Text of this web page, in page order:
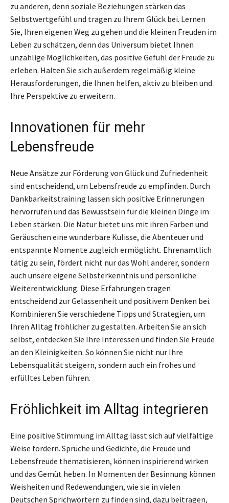
zu anderen, denn soziale Beziehungen stärken das
Selbstwertgefühl und tragen zu Ihrem Glück bei. Lernen
Sie, Ihren eigenen Weg zu gehen und die kleinen Freuden im
Leben zu schätzen, denn das Universum bietet Ihnen
unzählige Möglichkeiten, das positive Gefühl der Freude zu
erleben. Halten Sie sich außerdem regelmäßig kleine
Herausforderungen, die Ihnen helfen, aktiv zu bleiben und
Ihre Perspektive zu erweitern.
Innovationen für mehr
Lebensfreude
Neue Ansätze zur Förderung von Glück und Zufriedenheit
sind entscheidend, um Lebensfreude zu empfinden. Durch
Dankbarkeitstraining lassen sich positive Erinnerungen
hervorrufen und das Bewusstsein für die kleinen Dinge im
Leben stärken. Die Natur bietet uns mit ihren Farben und
Geräuschen eine wunderbare Kulisse, die Abenteuer und
entspannte Momente zugleich ermöglicht. Ehrenamtlich
tätig zu sein, fördert nicht nur das Wohl anderer, sondern
auch unsere eigene Selbsterkenntnis und persönliche
Weiterentwicklung. Diese Erfahrungen tragen
entscheidend zur Gelassenheit und positivem Denken bei.
Kombinieren Sie verschiedene Tipps und Strategien, um
Ihren Alltag fröhlicher zu gestalten. Arbeiten Sie an sich
selbst, entdecken Sie Ihre Interessen und finden Sie Freude
an den Kleinigkeiten. So können Sie nicht nur Ihre
Lebensqualität steigern, sondern auch ein frohes und
erfülltes Leben führen.
Fröhlichkeit im Alltag integrieren
Eine positive Stimmung im Alltag lässt sich auf vielfältige
Weise fördern. Sprüche und Gedichte, die Freude und
Lebensfreude thematisieren, können inspirierend wirken
und das Gemüt heben. In Momenten der Besinnung können
Weisheiten und Redewendungen, wie sie in vielen
Deutschen Sprichwörtern zu finden sind, dazu beitragen,